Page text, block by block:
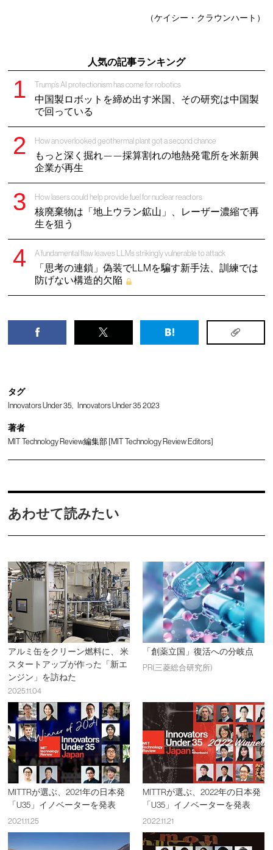
（ケイシー・クラウンハート）
人気の記事ランキング
Trump’s AI protectionism has come for robotics
中国製ロボットを締め出す米国、その研究は中国製
で回っている
How an overlooked geothermal plant got a second chance
もっと深く掘れ——採算割れの地熱発電所を米新興
企業が再生
How lasers could help provide fuel for nuclear reactors
核廃棄物は「地上ウラン鉱山」、レーザー濃縮で再
生を狙う
A fundamental flaw leaves LLMs strikingly vulnerable to attack
「思考の連鎖」偽装でLLMを騙す新手法、訓練では
防げない構造的欠陥
タグ
Innovators Under 35 Innovators Under 35 2023
著者
MIT Technology Review編集部 [MIT Technology Review Editors]
あわせて読みたい
アルミ缶をクリーン燃料に、 米
スタートアップが作った「新エ
ンジン」を訪ねた
2025.11.04
「創薬立国」復活への分岐点
PR(三菱総合研究所)
MITTRが選ぶ、2021年の日本発
「U35」イノベーターを発表
2021.11.25
MITTRが選ぶ、2022年の日本発
「U35」イノベーターを発表
2022.11.21